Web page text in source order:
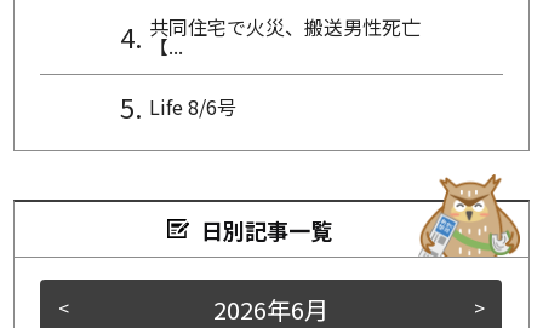
共同住宅で火災、搬送男性死亡
【...
Life 8/6号
日別記事一覧
< >
2026年6月